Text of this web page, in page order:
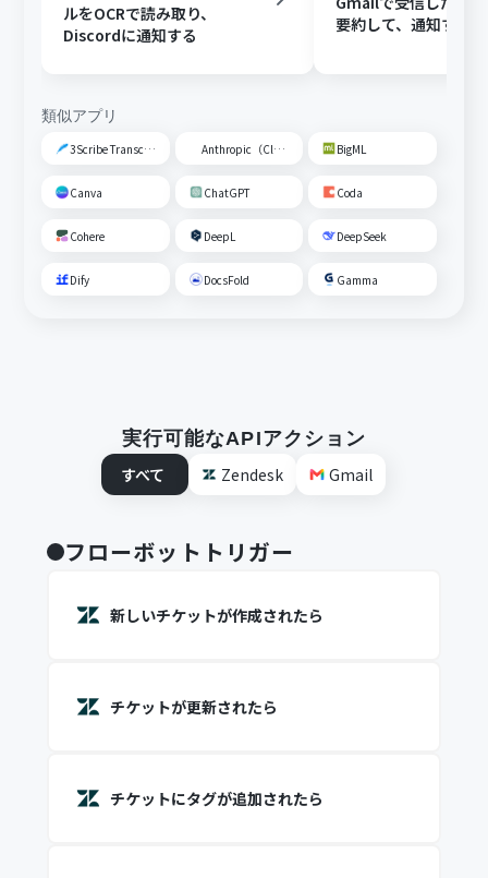
ルをOCRで読み取り、
Discordに通知する
要約して、通知する
類似アプリ
3Scribe Transcription Anthropic（Claude） BigML
Canva ChatGPT Coda
Cohere DeepL DeepSeek
Dify DocsFold Gamma
実行可能なAPIアクション
すべて
Zendesk Gmail
フローボットトリガー
新しいチケットが作成されたら
チケットが更新されたら
チケットにタグが追加されたら